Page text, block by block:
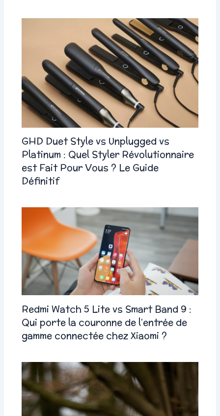
GHD Duet Style vs Unplugged vs
Platinum : Quel Styler Révolutionnaire
est Fait Pour Vous ? Le Guide
Définitif
Redmi Watch 5 Lite vs Smart Band 9 :
Qui porte la couronne de l’entrée de
gamme connectée chez Xiaomi ?